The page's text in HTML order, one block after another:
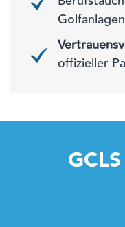
Golfanlagen
offizieller